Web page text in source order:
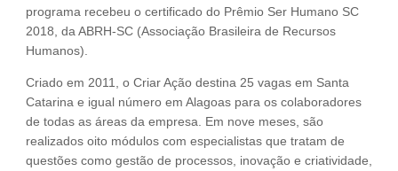
programa recebeu o certificado do Prêmio Ser Humano SC
2018, da ABRH-SC (Associação Brasileira de Recursos
Humanos).
Criado em 2011, o Criar Ação destina 25 vagas em Santa
Catarina e igual número em Alagoas para os colaboradores
de todas as áreas da empresa. Em nove meses, são
realizados oito módulos com especialistas que tratam de
questões como gestão de processos, inovação e criatividade,